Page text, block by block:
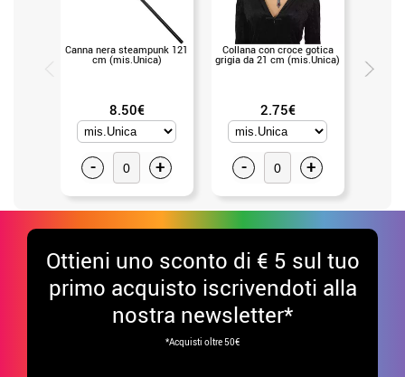
Canna nera steampunk 121
cm (mis.Unica)
8.50€
- +
Collana con croce gotica
grigia da 21 cm (mis.Unica)
2.75€
- +
Ottieni uno sconto di € 5 sul tuo
primo acquisto iscrivendoti alla
nostra newsletter*
*Acquisti oltre 50€